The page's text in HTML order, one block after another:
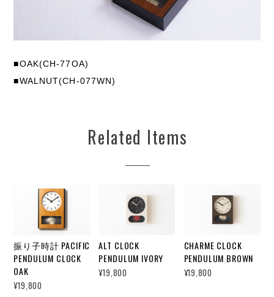
■OAK(CH-77OA)
■WALNUT(CH-077WN)
Related Items
振り子時計 PACIFIC
PENDULUM CLOCK
OAK
¥19,800
ALT CLOCK
PENDULUM IVORY
¥19,800
CHARME CLOCK
PENDULUM BROWN
¥19,800